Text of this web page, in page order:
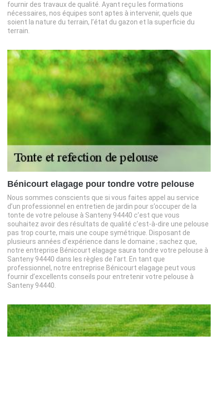
fournir des travaux de qualité. Ayant reçu les formations
nécessaires, nos équipes sont aptes à intervenir, quels que
soient la nature du terrain, l’état du gazon et la superficie du
terrain.
Bénicourt elagage pour tondre votre pelouse
Nous sommes conscients que si vous faites appel au service
d’un professionnel en entretien de jardin pour s’occuper de la
tonte de votre pelouse à Santeny 94440 c’est que vous
souhaitez avoir des résultats de qualité c’est-à-dire une pelouse
pas trop courte, mais une coupe symétrique. Disposant de
plusieurs années d’expérience dans le domaine ; sachez que,
notre entreprise Bénicourt elagage saura tondre votre pelouse à
Santeny 94440 dans les règles de l’art. En tant que
professionnel, notre entreprise Bénicourt elagage peut vous
fournir d’excellents conseils pour entretenir votre pelouse à
Santeny 94440.